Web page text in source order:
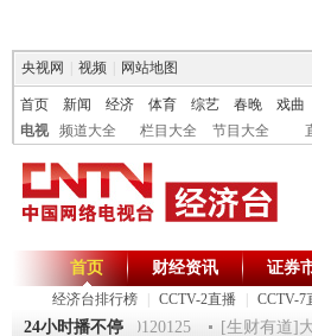
央视网
视频 网站地图
首页 新闻 经济 体育 综艺 春晚 戏曲
电视
频道大全 栏目大全 节目大全
首页
经济台排行榜 CCTV-2直播 CCTV-7
财经资讯 证券
24小时播不停
《第一时间》 20120125 [生财有道]大